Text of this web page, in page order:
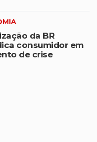
da BR
consumidor em
de crise